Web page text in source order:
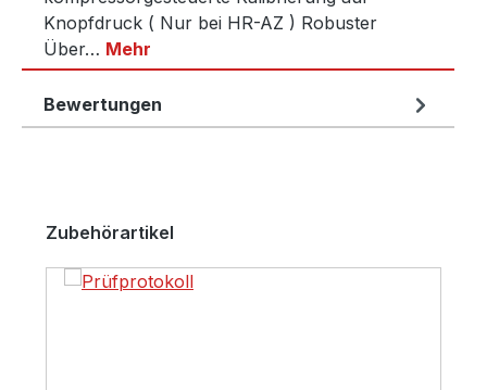
Knopfdruck ( Nur bei HR-AZ ) Robuster
Über… Mehr
Bewertungen
Produktgalerie überspringen
Zubehörartikel